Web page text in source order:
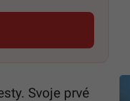
okne
Svoje prvé